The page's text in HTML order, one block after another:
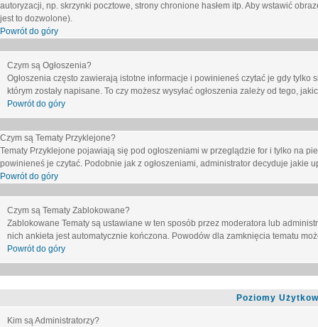
autoryzacji, np. skrzynki pocztowe, strony chronione hasłem itp. Aby wstawić
jest to dozwolone).
Powrót do góry
Czym są Ogłoszenia?
Ogłoszenia często zawierają istotne informacje i powinieneś czytać je gdy
którym zostały napisane. To czy możesz wysyłać ogłoszenia zależy od tego,
Powrót do góry
Czym są Tematy Przyklejone?
Tematy Przyklejone pojawiają się pod ogłoszeniami w przeglądzie for i tylko na
powinieneś je czytać. Podobnie jak z ogłoszeniami, administrator decyduje
Powrót do góry
Czym są Tematy Zablokowane?
Zablokowane Tematy są ustawiane w ten sposób przez moderatora lub
nich ankieta jest automatycznie kończona. Powodów dla zamknięcia tematu
Powrót do góry
Poziomy
Kim są Administratorzy?